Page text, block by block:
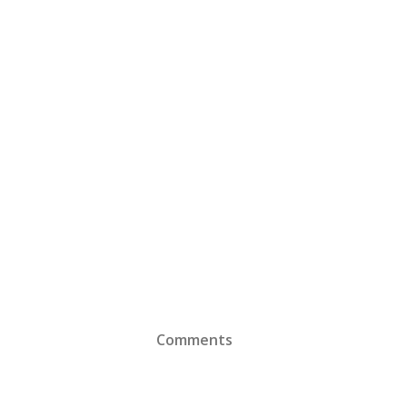
Comments